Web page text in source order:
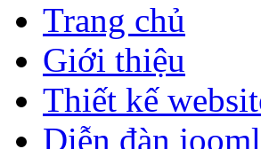
Trang chủ
Giới thiệu
Thiết kế
Diễn đàn